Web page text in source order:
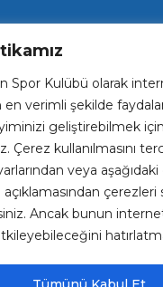
Spor Kulübü olarak
verimli şekilde
geliştirebilmek
Çerez kullanılmasını
veya aşağıdaki
açıklamasından çerezleri
Ancak bunun
etkileyebileceğini
Yarışları
İşlemleri
Çekek Hizmetlerimiz
Menü
ve Logomuz